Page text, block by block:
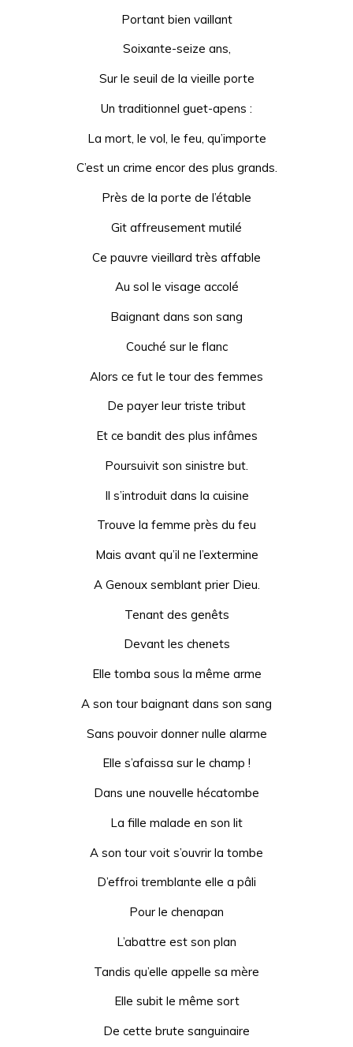
Portant bien vaillant
Soixante-seize ans,
Sur le seuil de la vieille porte
Un traditionnel guet-apens :
La mort, le vol, le feu, qu’importe
C’est un crime encor des plus grands.
Près de la porte de l’étable
Git affreusement mutilé
Ce pauvre vieillard très affable
Au sol le visage accolé
Baignant dans son sang
Couché sur le flanc
Alors ce fut le tour des femmes
De payer leur triste tribut
Et ce bandit des plus infâmes
Poursuivit son sinistre but.
Il s’introduit dans la cuisine
Trouve la femme près du feu
Mais avant qu’il ne l’extermine
A Genoux semblant prier Dieu.
Tenant des genêts
Devant les chenets
Elle tomba sous la même arme
A son tour baignant dans son sang
Sans pouvoir donner nulle alarme
Elle s’afaissa sur le champ !
Dans une nouvelle hécatombe
La fille malade en son lit
A son tour voit s’ouvrir la tombe
D’effroi tremblante elle a pâli
Pour le chenapan
L’abattre est son plan
Tandis qu’elle appelle sa mère
Elle subit le même sort
De cette brute sanguinaire